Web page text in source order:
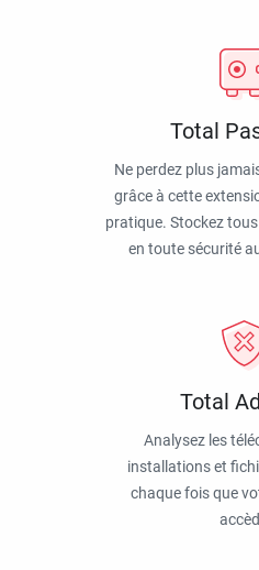
Total
Ne perdez plus
grâce à cette
pratique. Stockez
en toute sécurité
Total
Analysez les
installations et
chaque fois que